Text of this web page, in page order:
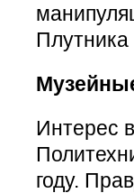
Плутника
Интерес
году.